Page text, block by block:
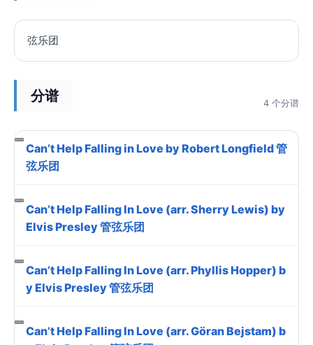
弦乐团
分谱 4 个分谱
Can’t Help Falling in Love by Robert Longfield 管
弦乐团
Can’t Help Falling In Love (arr. Sherry Lewis) by
Elvis Presley 管弦乐团
Can’t Help Falling In Love (arr. Phyllis Hopper) b
y Elvis Presley 管弦乐团
Can’t Help Falling In Love (arr. Göran Bejstam) b